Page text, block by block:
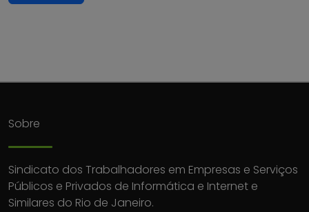
Sobre
Sindicato dos Trabalhadores em Empresas e Serviços
Públicos e Privados de Informática e Internet e
Similares do Rio de Janeiro.